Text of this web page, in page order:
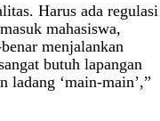
Harus ada regulasi
mahasiswa,
menjalankan
butuh lapangan
ladang ‘main-main’,”